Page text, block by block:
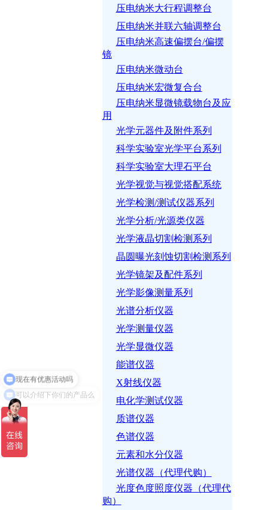
压电纳米大行程调整台
压电纳米并联六轴调整台
压电纳米高速偏摆台/偏摆
镜
压电纳米微动台
压电纳米宏微复合台
压电纳米显微镜载物台及应
用
光学元器件及附件系列
科学实验室光学平台系列
科学实验室大理石平台
光学视觉与视觉搭配系统
光学检测/测试仪器系列
光学分析/光源类仪器
光学液晶切割检测系列
晶圆曝光刻蚀切割检测系列
光学镜架及配件系列
光学影像测量系列
光谱分析仪器
光学测量仪器
光学显微仪器
能谱仪器
X射线仪器
电化学测试仪器
质谱仪器
色谱仪器
元素和水分仪器
光谱仪器（代理代购）
光度色度照度仪器（代理代
购）